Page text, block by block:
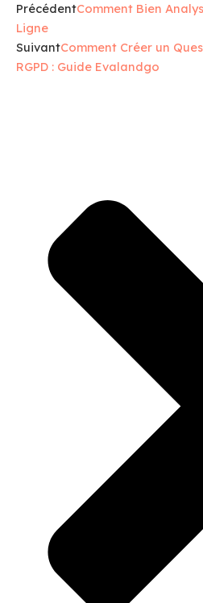
PrécédentComment Bien
Ligne
SuivantComment Créer un
RGPD : Guide Evalandgo